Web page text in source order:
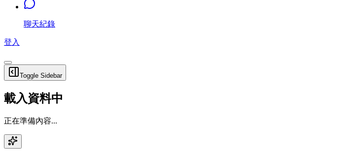
聊天紀錄
登入
Toggle Sidebar
載入資料中
正在準備內容...